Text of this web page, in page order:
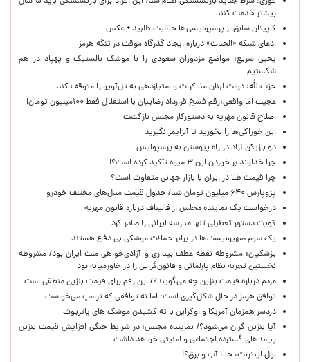
بیشتر خدمت کنند
کاپیتان سابق از پرسپولیسی‌ها حلالیت طلبید + عکس
ادعای شبکه «الحدث» درباره ایجاد گذرگاه موقت در تنگه هرمز
یحیی سریع: مواضع مزدوران سعودی را با موشک بالستیک و پهپاد در هم
شکستیم
حزب‌الله: دولت لبنان مذاکرات و امتیازدهی به تل‌آویو را متوقف کند
عجیب اما واقعی:رقم فسخ قرارداد رضاییان با استقلال فقط ۱۰۰میلیون تومان!
اصلاح قانون مهریه به دستورکار مجلس بازگشت
این خوراکی‌ها را بخورید تا آلزایمر نگیرید
دو بازیکن آزاد در راه پیوستن به پرسپولیس
چرا خداوند بر خوردن این ۳ میوه تأکید کرده است؟!
چرا قیمت طلا در ایران با بازار جهانی متفاوت است؟
پژوپارس ۶۴۰ میلیون تومان شد/ جدول قیمت مدل‌های مختلف خودرو
درخواست یک نماینده مجلس از قالیباف درباره قانون مهریه
کویت دستور تعطیلی تنها مدرسه ایرانی را صادر کرد
یک‌ سوم صهیونیست‌ها در برابر حملات موشکی بی دفاع هستند
پزشکیان: مشروطه نقطه عطف بیداری و آزادی‌خواهی ملت ایران بود/ مشروطه
نخستین تجربه نظام پارلمانی و قانون‌گرایی را در خاورمیانه بود
مردم درباره قیمت بنزین چه می‌گویند؟/ این رقم برای قیمت بنزین منطقی است
توافق هرمز در حال شکل‌گیری است؛ اما نه توافقی که ترامپ می‌خواست
دردسر همزمان آمریکا و اوکراین با ته کشیدن موشک های پاتریوت
آیا بنزین گران می‌شود؟/ نماینده مجلس: در شرایط جنگی افزایش قیمت بنزین
پیامدهای گسترده اجتماعی و امنیتی خواهد داشت
اول اینترنت، حالا آب و برق؟!